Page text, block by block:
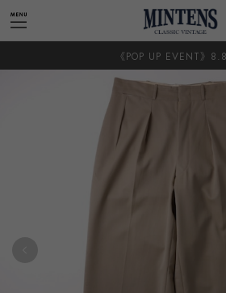
《POP UP EVENT》